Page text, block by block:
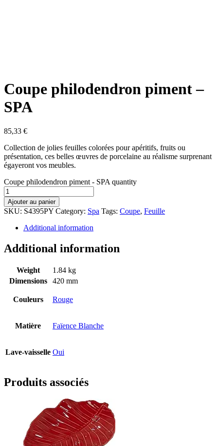
Coupe philodendron piment –
SPA
85,33 €
Collection de jolies feuilles colorées pour apéritifs, fruits ou
présentation, ces belles œuvres de porcelaine au réalisme surprenant
égayeront vos meubles.
Coupe philodendron piment - SPA quantity
Ajouter au panier
SKU: S4395PY Category: Spa Tags: Coupe, Feuille
Additional information
Additional information
Weight
1.84 kg
Dimensions
420 mm
Couleurs Rouge
Matière Faïence Blanche
Lave-vaisselle Oui
Produits associés